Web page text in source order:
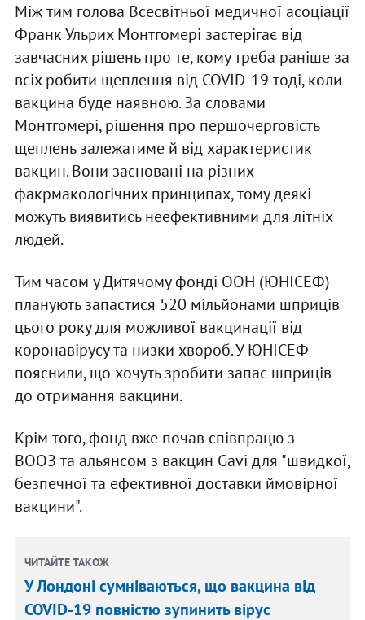
Між тим голова Всесвітньої медичної асоціації
Франк Ульрих Монтгомері застерігає від
завчасних рішень про те, кому треба раніше за
всіх робити щеплення від COVID-19 тоді, коли
вакцина буде наявною. За словами
Монтгомері, рішення про першочерговість
щеплень залежатиме й від характеристик
вакцин. Вони засновані на різних
факрмакологічних принципах, тому деякі
можуть виявитись неефективними для літніх
людей.
Тим часом у Дитячому фонді ООН (ЮНІСЕФ)
планують запастися 520 мільйонами шприців
цього року для можливої вакцинації від
коронавірусу та низки хвороб. У ЮНІСЕФ
пояснили, що хочуть зробити запас шприців
до отримання вакцини.
Крім того, фонд вже почав співпрацю з
ВООЗ та альянсом з вакцин Gavi для "швидкої,
безпечної та ефективної доставки ймовірної
вакцини".
ЧИТАЙТЕ ТАКОЖ
У Лондоні сумніваються, що вакцина від
COVID-19 повністю зупинить вірус